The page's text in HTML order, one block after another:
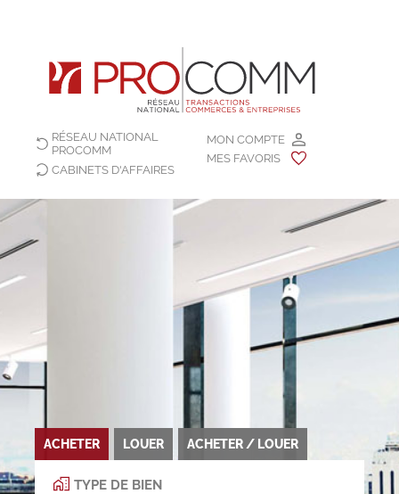
MON COMPTE
MES FAVORIS
RÉSEAU NATIONAL
PROCOMM
CABINETS D'AFFAIRES
ACHETER LOUER ACHETER / LOUER
TYPE DE BIEN